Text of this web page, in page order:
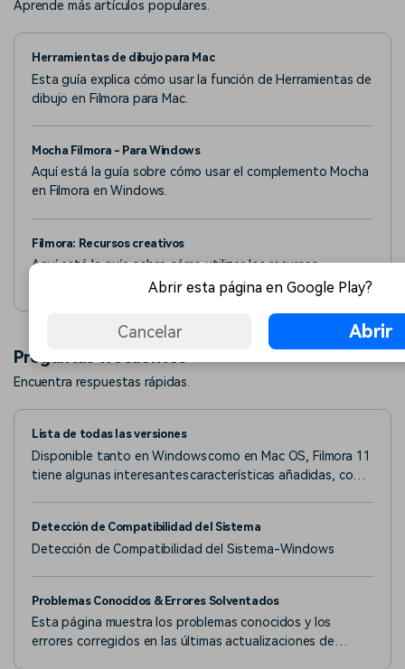
Aprende más artículos populares.
Herramientas de dibujo para Mac
Esta guía explica cómo usar la función de Herramientas de
dibujo en Filmora para Mac.
Mocha Filmora - Para Windows
Aquí está la guía sobre cómo usar el complemento Mocha
en Filmora en Windows.
Filmora: Recursos creativos
Aquí está la guía sobre cómo utilizar los recursos
creativos de Filmora.
Preguntas frecuentes
Encuentra respuestas rápidas.
Lista de todas las versiones
Disponible tanto en Windows como en Mac OS, Filmora 11
tiene algunas interesantes características añadidas, como
Detección de Compatibilidad del Sistema
Detección de Compatibilidad del Sistema-Windows
Problemas Conocidos & Errores Solventados
Esta página muestra los problemas conocidos y los
errores corregidos en las últimas actualizaciones de
Abrir esta página en Google Play?
Cancelar Abrir